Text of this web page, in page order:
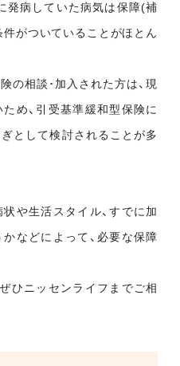
発病していた病気は保障(補
がついていることがほとん
の相談･加入された方は、現
め、引受基準緩和型保険に
として検討されることが多
や生活スタイル、すでに加
などによって、必要な保障
ひニッセンライフまでご相